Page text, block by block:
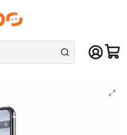
lunes a sábado en el gran
tables y notebooks
para celular - Selfie Smart